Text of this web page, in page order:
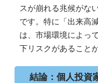
スが崩れる兆候がな
です。特に「出来高
は、市場環境によっ
下リスクがあること
結論：個人投資